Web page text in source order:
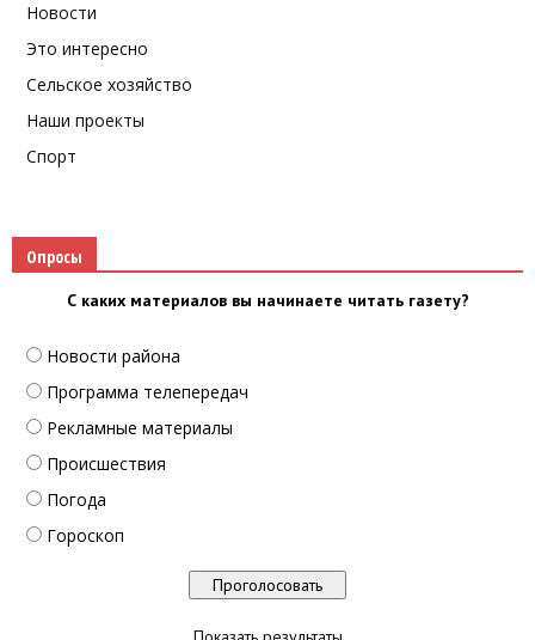
Новости
Это интересно
Сельское хозяйство
Наши проекты
Спорт
Опросы
С каких материалов вы начинаете читать газету?
Новости района
Программа телепередач
Рекламные материалы
Происшествия
Погода
Гороскоп